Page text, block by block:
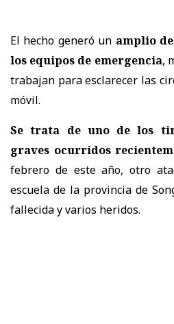
El hecho generó un amplio
los equipos de emergencia,
trabajan para esclarecer las
móvil.
Se trata de uno de los
graves ocurridos
febrero de este año, otro
escuela de la provincia de
fallecida y varios heridos.